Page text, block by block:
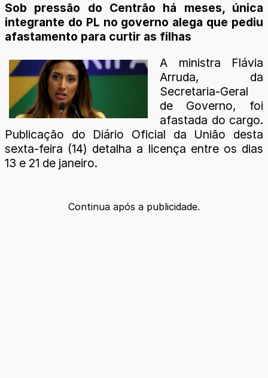
Sob pressão do Centrão há meses, única
integrante do PL no governo alega que pediu
afastamento para curtir as filhas
A ministra Flávia
Arruda, da
Secretaria-Geral
de Governo, foi
afastada do cargo.
Publicação do Diário Oficial da União desta
sexta-feira (14) detalha a licença entre os dias
13 e 21 de janeiro.
Continua após a publicidade.